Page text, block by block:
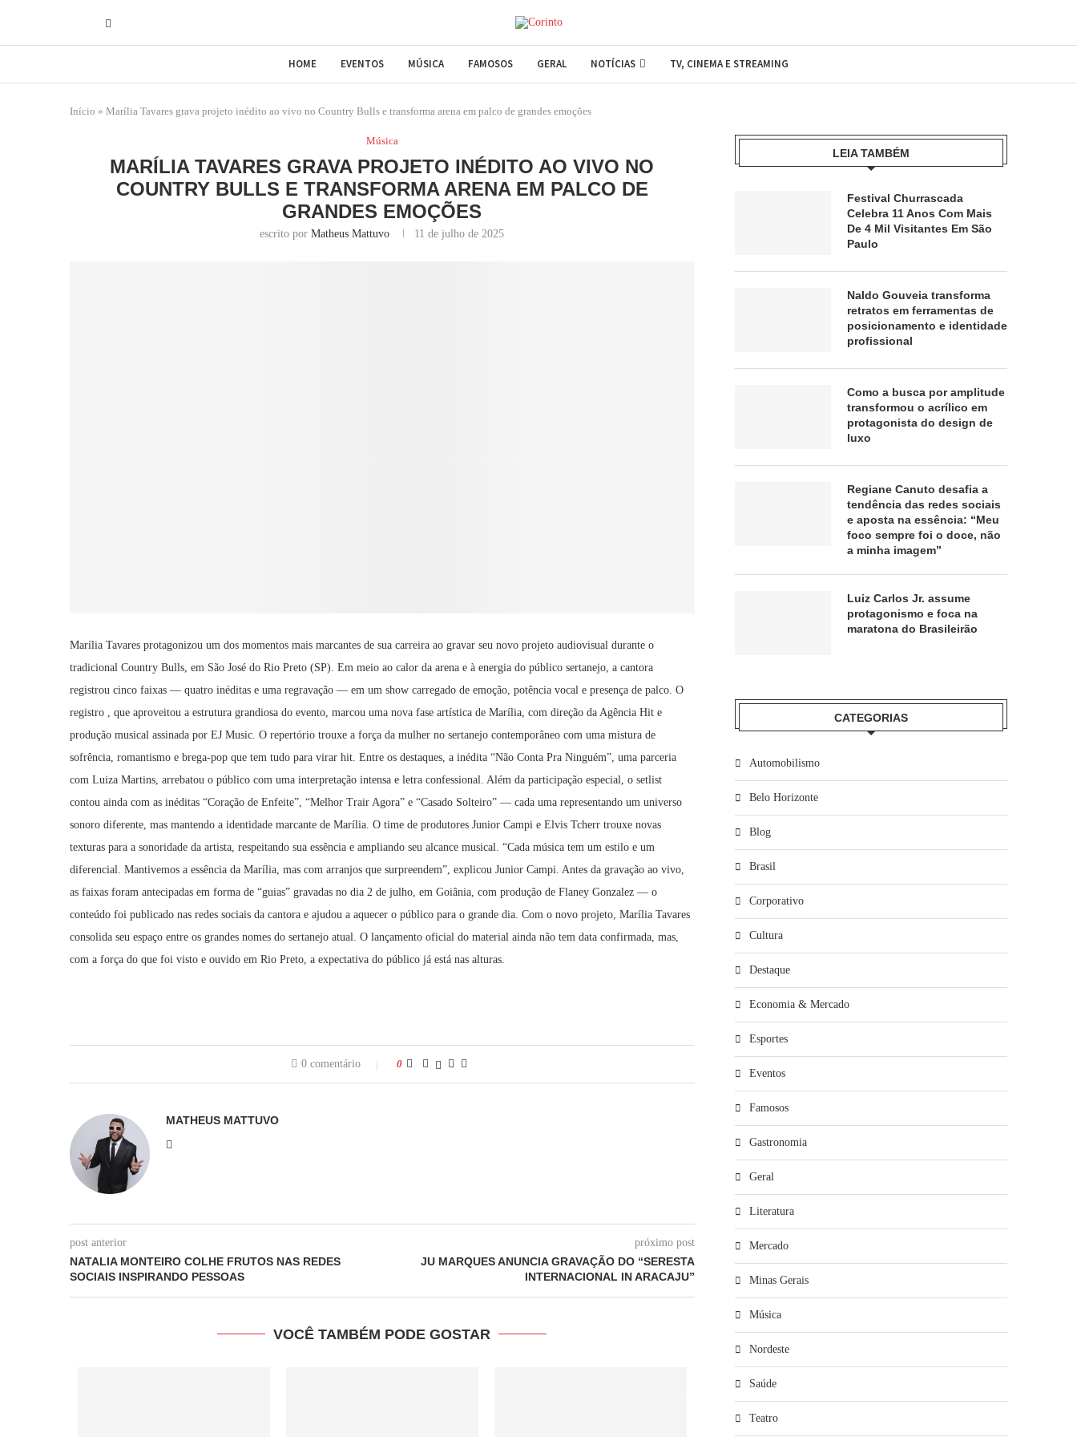
HOME EVENTOS MÚSICA FAMOSOS GERAL NOTÍCIAS TV, CINEMA E STREAMING
Início » Marília Tavares grava projeto inédito ao vivo no Country Bulls e transforma arena em palco de grandes emoções
Música
MARÍLIA TAVARES GRAVA PROJETO INÉDITO AO VIVO NO
COUNTRY BULLS E TRANSFORMA ARENA EM PALCO DE
GRANDES EMOÇÕES
escrito porMatheus Mattuvo 11 de julho de 2025
Marília Tavares protagonizou um dos momentos mais marcantes de sua carreira ao gravar seu novo projeto audiovisual durante o
tradicional Country Bulls, em São José do Rio Preto (SP). Em meio ao calor da arena e à energia do público sertanejo, a cantora
registrou cinco faixas — quatro inéditas e uma regravação — em um show carregado de emoção, potência vocal e presença de palco. O
registro , que aproveitou a estrutura grandiosa do evento, marcou uma nova fase artística de Marília, com direção da Agência Hit e
produção musical assinada por EJ Music. O repertório trouxe a força da mulher no sertanejo contemporâneo com uma mistura de
sofrência, romantismo e brega-pop que tem tudo para virar hit. Entre os destaques, a inédita “Não Conta Pra Ninguém”, uma parceria
com Luiza Martins, arrebatou o público com uma interpretação intensa e letra confessional. Além da participação especial, o setlist
contou ainda com as inéditas “Coração de Enfeite”, “Melhor Trair Agora” e “Casado Solteiro” — cada uma representando um universo
sonoro diferente, mas mantendo a identidade marcante de Marília. O time de produtores Junior Campi e Elvis Tcherr trouxe novas
texturas para a sonoridade da artista, respeitando sua essência e ampliando seu alcance musical. “Cada música tem um estilo e um
diferencial. Mantivemos a essência da Marília, mas com arranjos que surpreendem”, explicou Junior Campi. Antes da gravação ao vivo,
as faixas foram antecipadas em forma de “guias” gravadas no dia 2 de julho, em Goiânia, com produção de Flaney Gonzalez — o
conteúdo foi publicado nas redes sociais da cantora e ajudou a aquecer o público para o grande dia. Com o novo projeto, Marília Tavares
consolida seu espaço entre os grandes nomes do sertanejo atual. O lançamento oficial do material ainda não tem data confirmada, mas,
com a força do que foi visto e ouvido em Rio Preto, a expectativa do público já está nas alturas.
0 comentário 0
MATHEUS MATTUVO
post anterior
NATALIA MONTEIRO COLHE FRUTOS NAS REDES
SOCIAIS INSPIRANDO PESSOAS
próximo post
JU MARQUES ANUNCIA GRAVAÇÃO DO “SERESTA
INTERNACIONAL IN ARACAJU”
VOCÊ TAMBÉM PODE GOSTAR
LEIA TAMBÉM
Festival Churrascada
Celebra 11 Anos Com Mais
De 4 Mil Visitantes Em São
Paulo
Naldo Gouveia transforma
retratos em ferramentas de
posicionamento e identidade
profissional
Como a busca por amplitude
transformou o acrílico em
protagonista do design de
luxo
Regiane Canuto desafia a
tendência das redes sociais
e aposta na essência: “Meu
foco sempre foi o doce, não
a minha imagem”
Luiz Carlos Jr. assume
protagonismo e foca na
maratona do Brasileirão
CATEGORIAS
Automobilismo
Belo Horizonte
Blog
Brasil
Corporativo
Cultura
Destaque
Economia & Mercado
Esportes
Eventos
Famosos
Gastronomia
Geral
Literatura
Mercado
Minas Gerais
Música
Nordeste
Saúde
Teatro